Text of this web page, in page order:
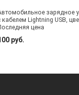
зарядное
кабелем Lightning USB,
цена
руб.